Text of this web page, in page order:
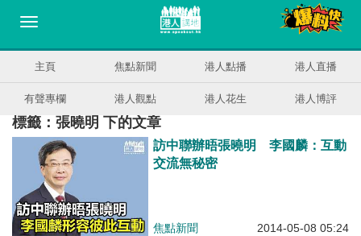
主頁 焦點新聞 港人點播 港人直播
有聲專欄 港人觀點 港人花生 港人博評
標籤：張曉明 下的文章
訪中聯辦晤張曉明 李國麟：互動
交流無秘密
焦點新聞 2014-05-08 05:24